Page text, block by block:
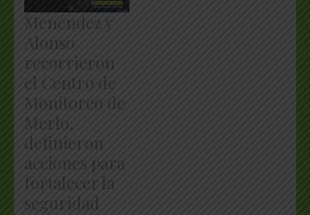
Menéndez y
Alonso
recorrieron
el Centro de
Monitoreo de
Merlo,
definieron
acciones para
fortalecer la
seguridad